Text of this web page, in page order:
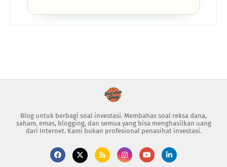
Blog untuk berbagi soal investasi. Membahas soal reksa dana,
saham, emas, blogging, dan semua yang bisa menghasilkan uang
dari Internet. Kami bukan profesional penasihat investasi.